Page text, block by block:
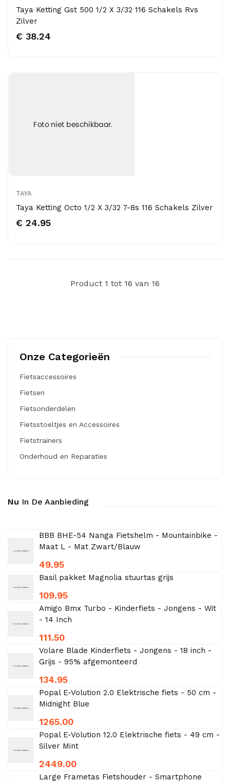
Taya Ketting Gst 500 1/2 X 3/32 116 Schakels Rvs
Zilver
€ 38.24
TAYA
Taya Ketting Octo 1/2 X 3/32 7-8s 116 Schakels Zilver
€ 24.95
Product 1 tot 16 van 16
Onze Categorieën
Fietsaccessoires
Fietsen
Fietsonderdelen
Fietsstoeltjes en Accessoires
Fietstrainers
Onderhoud en Reparaties
Nu In De Aanbieding
BBB BHE-54 Nanga Fietshelm - Mountainbike -
Maat L - Mat Zwart/Blauw
49.95
Basil pakket Magnolia stuurtas grijs
109.95
Amigo Bmx Turbo - Kinderfiets - Jongens - Wit
- 14 Inch
111.50
Volare Blade Kinderfiets - Jongens - 18 inch -
Grijs - 95% afgemonteerd
134.95
Popal E-Volution 2.0 Elektrische fiets - 50 cm -
Midnight Blue
1265.00
Popal E-Volution 12.0 Elektrische fiets - 49 cm -
Silver Mint
2449.00
Large Frametas Fietshouder - Smartphone